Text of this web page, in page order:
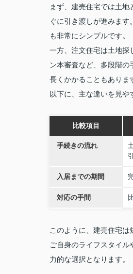
まず、建売住宅では土
ぐに引き渡しが進みま
も非常にシンプルです。
一方、注文住宅は土地探
ン本審査など、多段階
長くかかることもありま
以下に、主な違いを見や
比較項目
手続きの流れ
入居までの期間
対応の手間
このように、建売住宅
ご自身のライフスタイ
力的な選択となります。